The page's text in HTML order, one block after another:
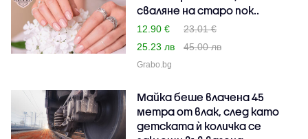
сваляне на старо пок..
12.90 €
23.01 €
25.23 лв
45.00 лв
Grabo.bg
Майка беше влачена 45
метра от влак, след като
детската ѝ количка се